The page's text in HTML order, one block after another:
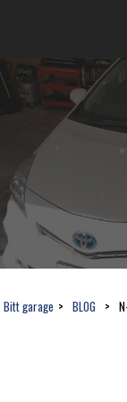
Bitt garage > BLOG >